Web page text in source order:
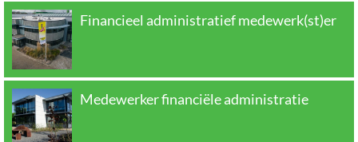
Financieel administratief medewerk(st)er
Medewerker financiële administratie